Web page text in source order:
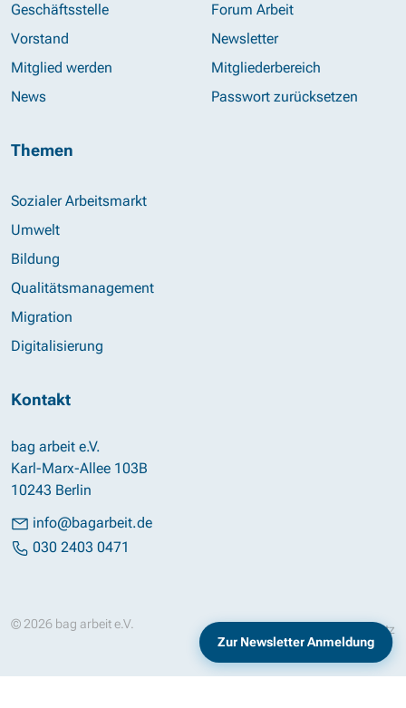
Geschäftsstelle
Vorstand
Mitglied werden
News
Forum Arbeit
Newsletter
Mitgliederbereich
Passwort zurücksetzen
Themen
Sozialer Arbeitsmarkt
Umwelt
Bildung
Qualitätsmanagement
Migration
Digitalisierung
Kontakt
bag arbeit e.V.
Karl-Marx-Allee 103B
10243 Berlin
info@bagarbeit.de
030 2403 0471
© 2026 bag arbeit e.V. Datenschutz
Zur Newsletter Anmeldung